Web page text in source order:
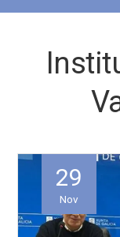
29
Nov